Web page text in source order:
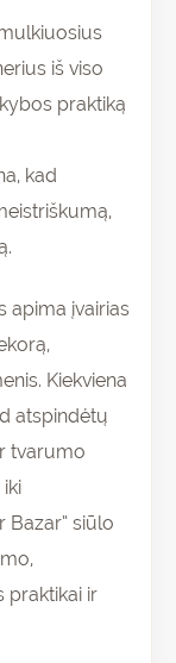
iš viso
praktiką
kad
apima įvairias
Kiekviena
atspindėtų
tvarumo
Bazar” siūlo
praktikai ir